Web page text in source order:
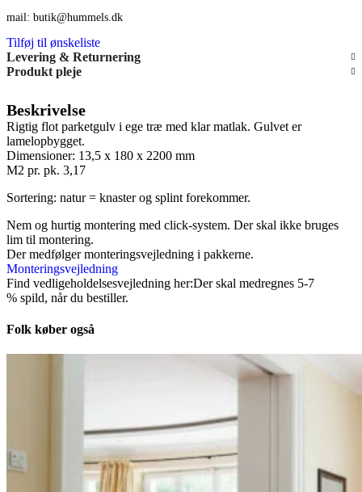
mail: butik@hummels.dk
Tilføj til ønskeliste
Levering & Returnering
Produkt pleje
Beskrivelse
Rigtig flot parketgulv i ege træ med klar matlak. Gulvet er
lamelopbygget.
Dimensioner: 13,5 x 180 x 2200 mm
M2 pr. pk. 3,17
Sortering: natur = knaster og splint forekommer.
Nem og hurtig montering med click-system. Der skal ikke bruges
lim til montering.
Der medfølger monteringsvejledning i pakkerne.
Monteringsvejledning
Find vedligeholdelsesvejledning her:Der skal medregnes 5-7
% spild, når du bestiller.
Folk køber også